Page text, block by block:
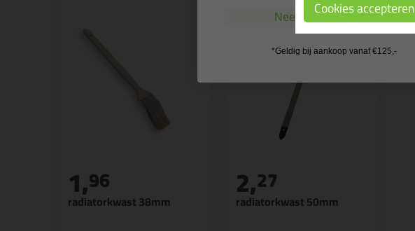
radiatorkwast 38mm
1,96
radiatorkwast 50mm
2,27
Cookies accepteren
Nee, ik wil geen cadeau
*Geldig bij aankoop vanaf €125,-